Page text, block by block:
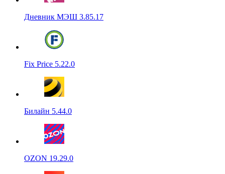
Дневник МЭШ 3.85.17
Fix Price 5.22.0
Билайн 5.44.0
OZON 19.29.0